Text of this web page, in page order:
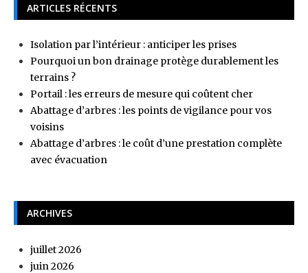
ARTICLES RÉCENTS
Isolation par l’intérieur : anticiper les prises
Pourquoi un bon drainage protège durablement les
terrains ?
Portail : les erreurs de mesure qui coûtent cher
Abattage d’arbres : les points de vigilance pour vos
voisins
Abattage d’arbres : le coût d’une prestation complète
avec évacuation
ARCHIVES
juillet 2026
juin 2026